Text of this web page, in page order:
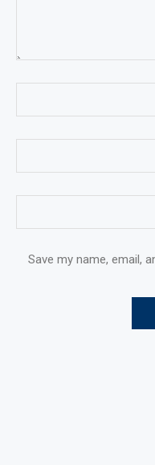
Save my name, email,